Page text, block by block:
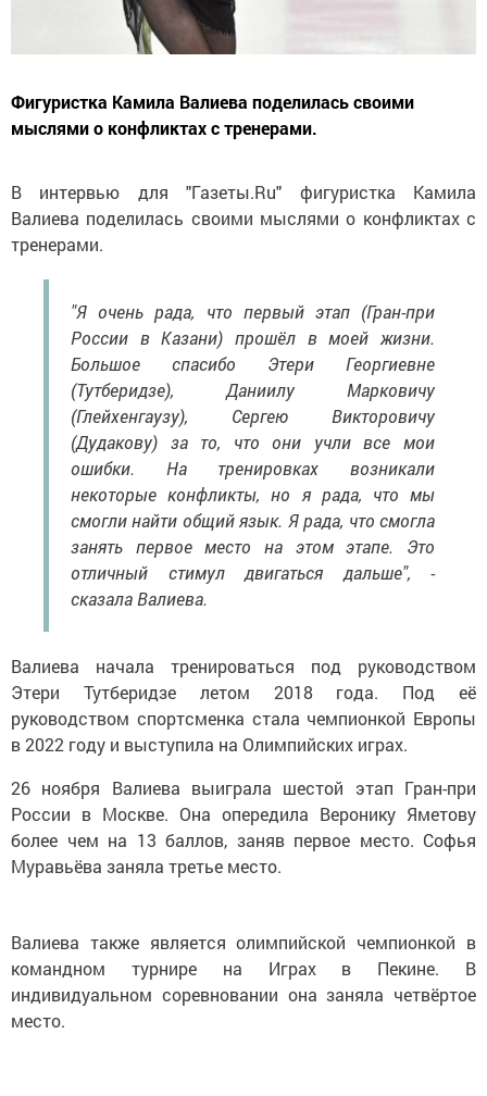
Фигуристка Камила Валиева поделилась своими
мыслями о конфликтах с тренерами.
В интервью для "Газеты.Ru" фигуристка Камила
Валиева поделилась своими мыслями о конфликтах с
тренерами.
"Я очень рада, что первый этап (Гран-при
России в Казани) прошёл в моей жизни.
Большое спасибо Этери Георгиевне
(Тутберидзе), Даниилу Марковичу
(Глейхенгаузу), Сергею Викторовичу
(Дудакову) за то, что они учли все мои
ошибки. На тренировках возникали
некоторые конфликты, но я рада, что мы
смогли найти общий язык. Я рада, что смогла
занять первое место на этом этапе. Это
отличный стимул двигаться дальше", -
сказала Валиева.
Валиева начала тренироваться под руководством
Этери Тутберидзе летом 2018 года. Под её
руководством спортсменка стала чемпионкой Европы
в 2022 году и выступила на Олимпийских играх.
26 ноября Валиева выиграла шестой этап Гран-при
России в Москве. Она опередила Веронику Яметову
более чем на 13 баллов, заняв первое место. Софья
Муравьёва заняла третье место.
Валиева также является олимпийской чемпионкой в
командном турнире на Играх в Пекине. В
индивидуальном соревновании она заняла четвёртое
место.